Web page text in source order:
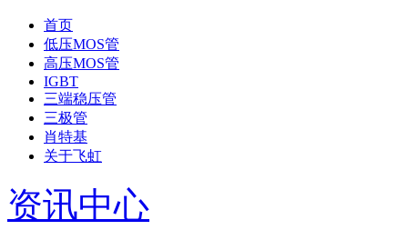
首页
低压MOS管
高压MOS管
IGBT
三端稳压管
三极管
肖特基
关于飞虹
资讯中心